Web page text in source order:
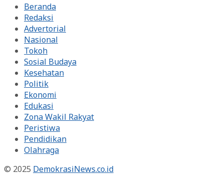
Beranda
Redaksi
Advertorial
Nasional
Tokoh
Sosial Budaya
Kesehatan
Politik
Ekonomi
Edukasi
Zona Wakil Rakyat
Peristiwa
Pendidikan
Olahraga
© 2025 DemokrasiNews.co.id